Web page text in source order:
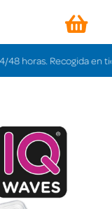
Recogida en